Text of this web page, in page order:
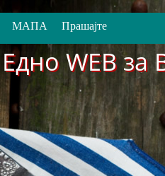
МАПА Прашајте
WEB за